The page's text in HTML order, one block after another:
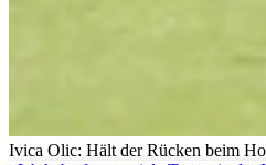
Ivica Olic: Hält der Rücken beim